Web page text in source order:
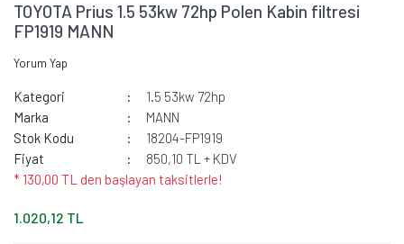
TOYOTA Prius 1.5 53kw 72hp Polen Kabin filtresi
FP1919 MANN
Yorum Yap
Kategori
1.5 53kw 72hp
Marka
MANN
Stok Kodu
18204-FP1919
Fiyat
850,10 TL + KDV
* 130,00 TL den başlayan taksitlerle!
1.020,12 TL